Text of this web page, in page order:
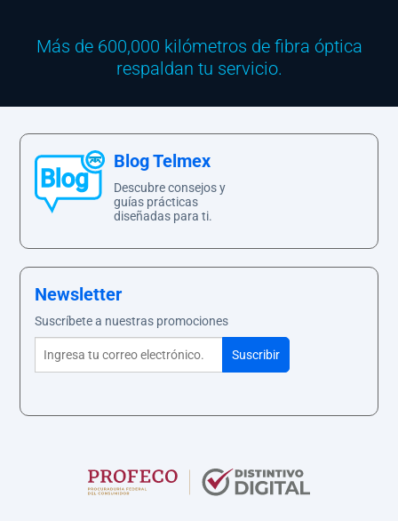
Más de 600,000 kilómetros de fibra óptica
respaldan tu servicio.
Blog Telmex
Descubre consejos y
guías prácticas
diseñadas para ti.
Newsletter
Suscríbete a nuestras promociones